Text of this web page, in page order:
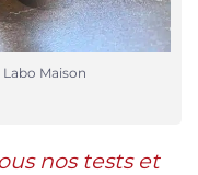
Maison
nos tests et